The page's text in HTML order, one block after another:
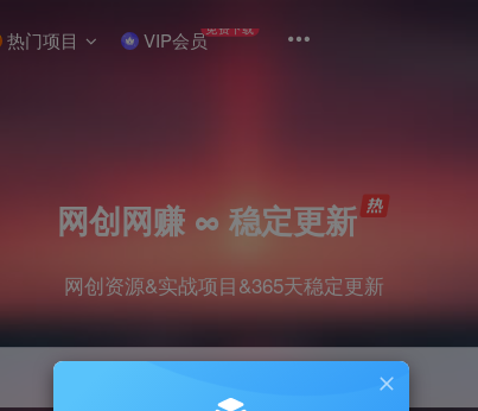
热门项目 VIP会员免费下载
网创网赚 ∞ 稳定更新
网创资源&实战项目&365天稳定更新